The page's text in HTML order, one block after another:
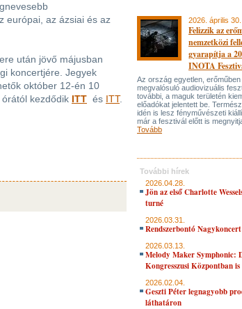
európai, az ázsiai és az
után jövő májusban
koncertjére. Jegyek
október 12-én 10
kezdődik ITT és ITT.
2026. április 30.
Felizzik az
nemzetközi
gyarapítja a
INOTA
Az ország egyetlen, erőműben
megvalósuló audiovizuális
további, a maguk területén
előadókat jelentett be.
idén is lesz fényművészeti
már a fesztivál előtt is
Tovább
További hírek
2026.04.28.
Jön az első Charlotte
turné
2026.03.31.
Rendszerbontó Nagykoncert
2026.03.13.
Melody Maker Symphonic:
Kongresszusi Központban is
2026.02.04.
Geszti Péter legnagyobb
láthatáron